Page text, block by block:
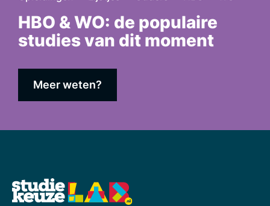
HBO & WO: de populaire
studies van dit moment
Meer weten?